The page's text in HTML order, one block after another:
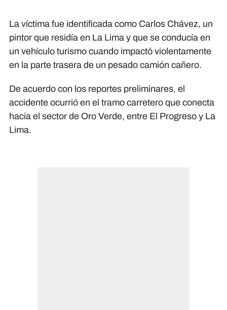
La víctima fue identificada como Carlos Chávez, un
pintor que residía en La Lima y que se conducía en
un vehículo turismo cuando impactó violentamente
en la parte trasera de un pesado camión cañero.
De acuerdo con los reportes preliminares, el
accidente ocurrió en el tramo carretero que conecta
hacia el sector de Oro Verde, entre El Progreso y La
Lima.